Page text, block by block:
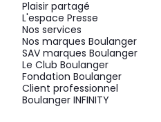
Plaisir partagé
L'espace Presse
Nos services
Nos marques Boulanger
SAV marques Boulanger
Le Club Boulanger
Fondation Boulanger
Client professionnel
Boulanger INFINITY